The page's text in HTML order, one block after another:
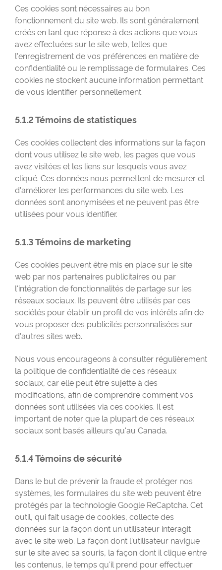
Ces cookies sont nécessaires au bon
fonctionnement du site web. Ils sont généralement
créés en tant que réponse à des actions que vous
avez effectuées sur le site web, telles que
l'enregistrement de vos préférences en matière de
confidentialité ou le remplissage de formulaires. Ces
cookies ne stockent aucune information permettant
de vous identifier personnellement.
5.1.2 Témoins de statistiques
Ces cookies collectent des informations sur la façon
dont vous utilisez le site web, les pages que vous
avez visitées et les liens sur lesquels vous avez
cliqué. Ces données nous permettent de mesurer et
d'améliorer les performances du site web. Les
données sont anonymisées et ne peuvent pas être
utilisées pour vous identifier.
5.1.3 Témoins de marketing
Ces cookies peuvent être mis en place sur le site
web par nos partenaires publicitaires ou par
l'intégration de fonctionnalités de partage sur les
réseaux sociaux. Ils peuvent être utilisés par ces
sociétés pour établir un profil de vos intérêts afin de
vous proposer des publicités personnalisées sur
d'autres sites web.
Nous vous encourageons à consulter régulièrement
la politique de confidentialité de ces réseaux
sociaux, car elle peut être sujette à des
modifications, afin de comprendre comment vos
données sont utilisées via ces cookies. Il est
important de noter que la plupart de ces réseaux
sociaux sont basés ailleurs qu'au Canada.
5.1.4 Témoins de sécurité
Dans le but de prévenir la fraude et protéger nos
systèmes, les formulaires du site web peuvent être
protégés par la technologie Google ReCaptcha. Cet
outil, qui fait usage de cookies, collecte des
données sur la façon dont un utilisateur interagit
avec le site web. La façon dont l'utilisateur navigue
sur le site avec sa souris, la façon dont il clique entre
les contenus, le temps qu'il prend pour effectuer